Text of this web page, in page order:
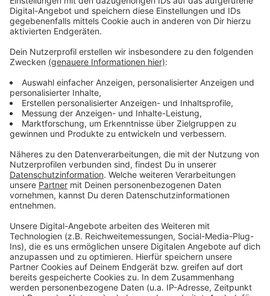
Wir benötigen Ihre
Zustimmung, um den YouTube
Video-Service zu laden!
Drittanbieters, um Videoinhalte
einzubetten. Dieser Service kann
Daten zu Ihren Aktivitäten
sammeln. Bitte lesen Sie die
Nutzung des Service zu, um dieses
Video anzusehen.
Mehr Informationen
Akzeptieren
powered byUsercentrics Consent
Management Platform
Tom Gregory - Rather Be You (Official Video HD)
Anzeige